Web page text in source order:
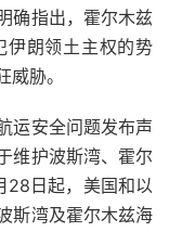
确指出，霍尔木兹
伊朗领土主权的势
胁。
运安全问题发布声
维护波斯湾、霍尔
28日起，美国和以
斯湾及霍尔木兹海